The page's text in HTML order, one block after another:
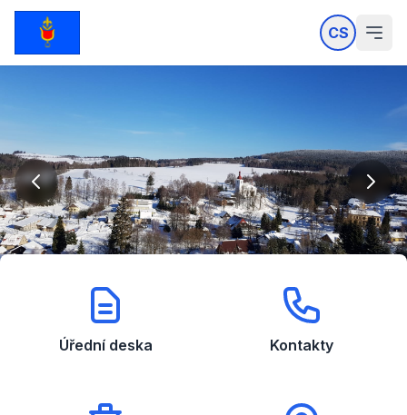
CS
Úřední deska Kontakty